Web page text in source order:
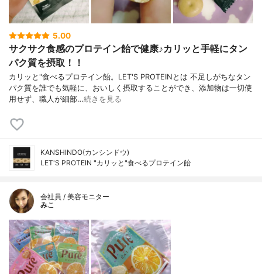
5.00
サクサク食感のプロテイン飴で健康♪カリッと手軽にタン
パク質を摂取！！
カリッと"食べるプロテイン飴。LET'S PROTEINとは 不足しがちなタン
パク質を誰でも気軽に、おいしく摂取することができ、添加物は一切使
用せず、職人が細部…続きを見る
KANSHINDO(カンシンドウ)
LET'S PROTEIN "カリッと"食べるプロテイン飴
会社員 / 美容モニター
みこ